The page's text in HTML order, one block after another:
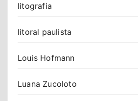
litografia
litoral paulista
Louis Hofmann
Luana Zucoloto